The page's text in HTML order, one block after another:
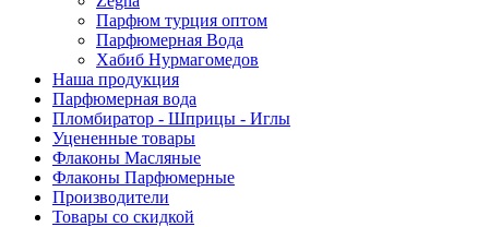
Парфюм турция оптом
Парфюмерная Вода
Хабиб Нурмагомедов
Наша продукция
Парфюмерная вода
Пломбиратор - Шприцы - Иглы
Уцененные товары
Флаконы Масляные
Флаконы Парфюмерные
Производители
Товары со скидкой